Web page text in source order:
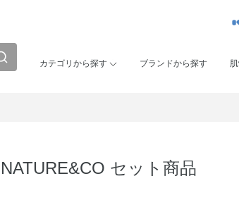
カテゴリから探す ブランドから探す
NATURE&CO セット商品